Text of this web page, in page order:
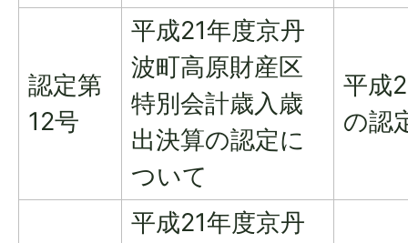
認定第
12号
平成21年度京丹
波町高原財産区
特別会計歳入歳
出決算の認定に
ついて
平成
の認
平成21年度京丹